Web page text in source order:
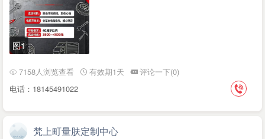
图1
7158人浏览查看 有效期1天
评论一下(0)
电话：18145491022
梵上町量肤定制中心